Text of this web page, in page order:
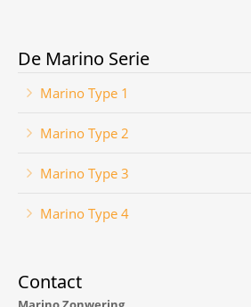
De Marino Serie
Marino Type 1
Marino Type 2
Marino Type 3
Marino Type 4
Contact